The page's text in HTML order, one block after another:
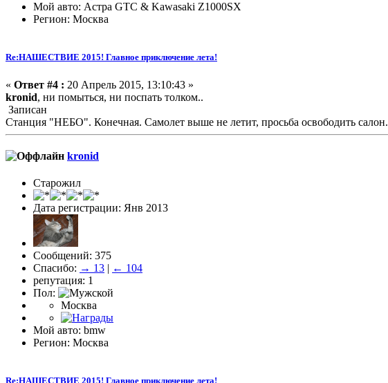
Мой авто: Астра GTC & Kawasaki Z1000SX
Регион: Москва
Re:НАШЕСТВИЕ 2015! Главное приключение лета!
« Ответ #4 : 20 Апрель 2015, 13:10:43 »
kronid, ни помыться, ни поспать толком..
Записан
Станция "НЕБО". Конечная. Самолет выше не летит, просьба освободить салон.
kronid
Старожил
Дата регистрации: Янв 2013
Сообщений: 375
Спасибо: → 13 | ← 104
репутация: 1
Пол:
Москва
Мой авто: bmw
Регион: Москва
Re:НАШЕСТВИЕ 2015! Главное приключение лета!